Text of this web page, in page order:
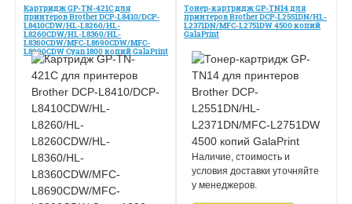
Картридж GP-TN-421C для
принтеров Brother DCP-L8410/DCP-
L8410CDW/HL-L8260/HL-
L8260CDW/HL-L8360/HL-
L8360CDW/MFC-L8690CDW/MFC-
L8900CDW Cyan 1800 копий GalaPrint
Тонер-картридж GP-TN14 для
принтеров Brother DCP-L2551DN/HL-
L2371DN/MFC-L2751DW 4500 копий
GalaPrint
Наличие, стоимость и
условия доставки уточняйте
у менеджеров.